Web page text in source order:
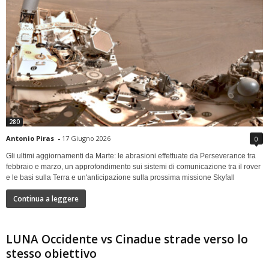
280
Antonio Piras - 17 Giugno 2026 0
Gli ultimi aggiornamenti da Marte: le abrasioni effettuate da Perseverance tra
febbraio e marzo, un approfondimento sui sistemi di comunicazione tra il rover
e le basi sulla Terra e un'anticipazione sulla prossima missione Skyfall
Continua a leggere
LUNA Occidente vs Cinadue strade verso lo
stesso obiettivo